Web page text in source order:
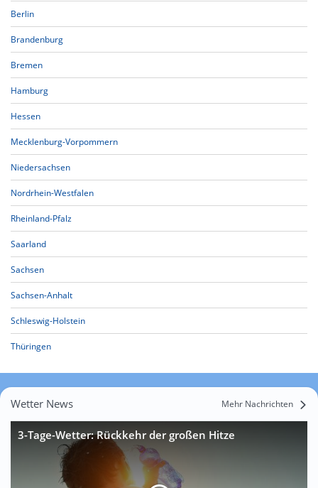
Berlin
Brandenburg
Bremen
Hamburg
Hessen
Mecklenburg-Vorpommern
Niedersachsen
Nordrhein-Westfalen
Rheinland-Pfalz
Saarland
Sachsen
Sachsen-Anhalt
Schleswig-Holstein
Thüringen
Wetter News Mehr Nachrichten
3-Tage-Wetter: Rückkehr der großen Hitze